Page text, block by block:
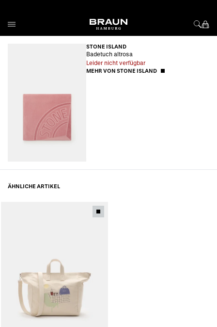
STONE ISLAND
Badetuch altrosa
Leider nicht verfügbar
MEHR VON STONE ISLAND
ÄHNLICHE ARTIKEL